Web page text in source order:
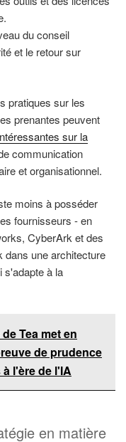
du conseil
et le retour sur
pratiques sur les
prenantes peuvent
sur la
communication
et organisationnel.
moins à posséder
fournisseurs - en
CyberArk et des
dans une architecture
s'adapte à la
Tea met en
de prudence
l'ère de l'IA
en matière